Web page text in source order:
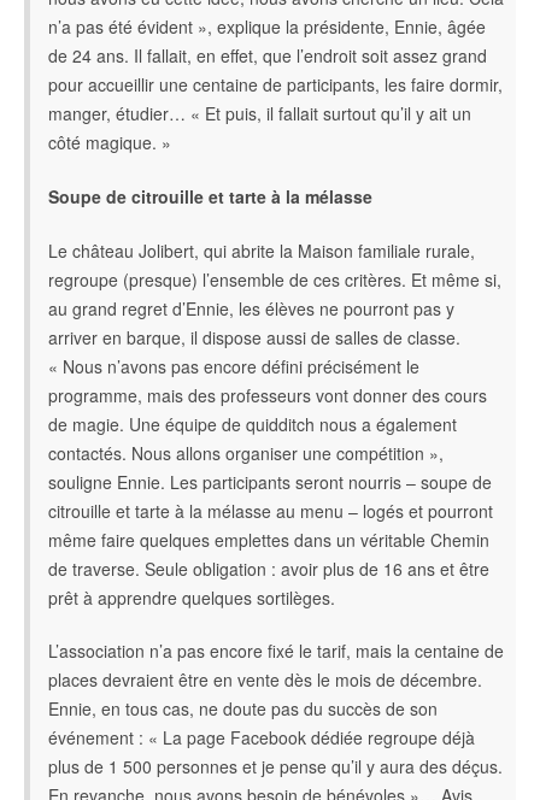
n’a pas été évident », explique la présidente, Ennie, âgée
de 24 ans. Il fallait, en effet, que l’endroit soit assez grand
pour accueillir une centaine de participants, les faire dormir,
manger, étudier… « Et puis, il fallait surtout qu’il y ait un
côté magique. »
Soupe de citrouille et tarte à la mélasse
Le château Jolibert, qui abrite la Maison familiale rurale,
regroupe (presque) l’ensemble de ces critères. Et même si,
au grand regret d’Ennie, les élèves ne pourront pas y
arriver en barque, il dispose aussi de salles de classe.
« Nous n’avons pas encore défini précisément le
programme, mais des professeurs vont donner des cours
de magie. Une équipe de quidditch nous a également
contactés. Nous allons organiser une compétition »,
souligne Ennie. Les participants seront nourris – soupe de
citrouille et tarte à la mélasse au menu – logés et pourront
même faire quelques emplettes dans un véritable Chemin
de traverse. Seule obligation : avoir plus de 16 ans et être
prêt à apprendre quelques sortilèges.
L’association n’a pas encore fixé le tarif, mais la centaine de
places devraient être en vente dès le mois de décembre.
Ennie, en tous cas, ne doute pas du succès de son
événement : « La page Facebook dédiée regroupe déjà
plus de 1 500 personnes et je pense qu’il y aura des déçus.